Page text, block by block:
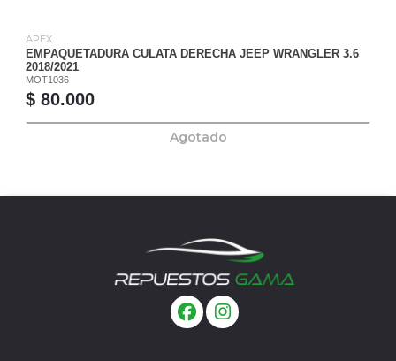
APEX
EMPAQUETADURA CULATA DERECHA JEEP WRANGLER 3.6
2018/2021
MOT1036
$ 80.000
Agotado